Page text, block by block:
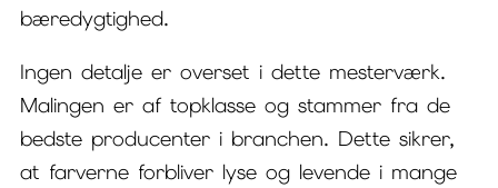
bæredygtighed.
Ingen detalje er overset i dette mesterværk.
Malingen er af topklasse og stammer fra de
bedste producenter i branchen. Dette sikrer,
at farverne forbliver lyse og levende i mange